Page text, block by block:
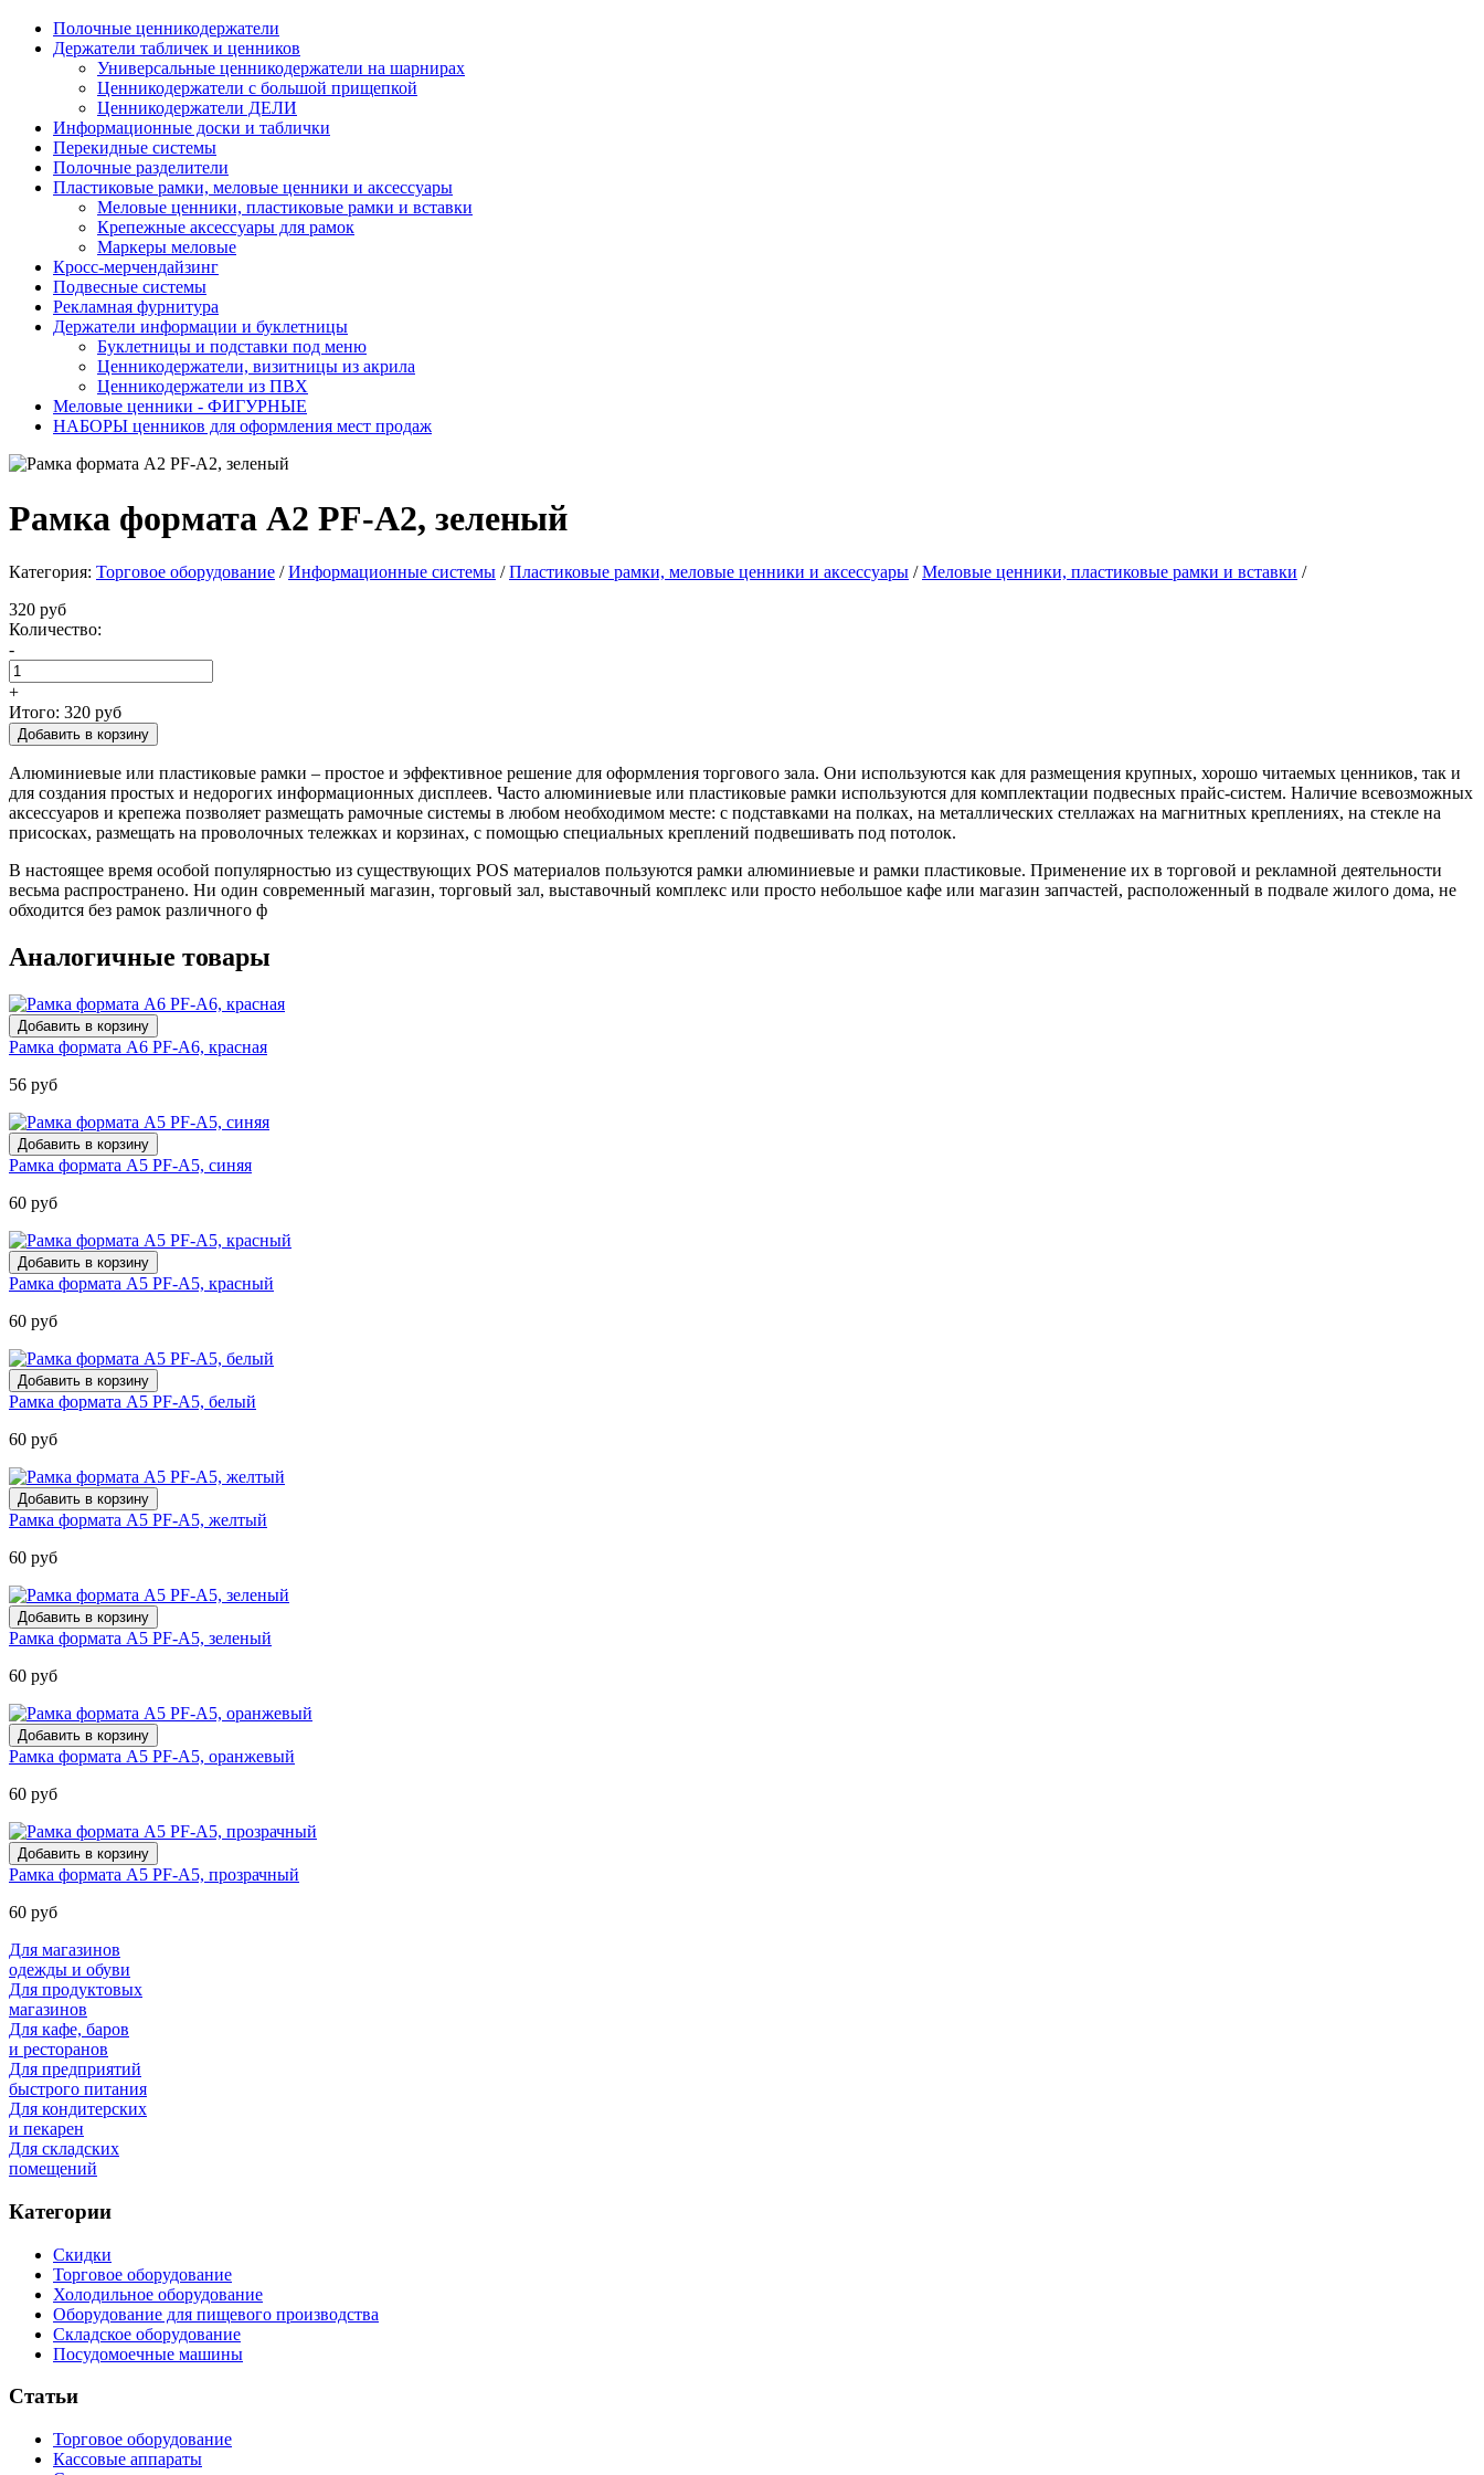
Полочные ценникодержатели
Держатели табличек и ценников
Универсальные ценникодержатели на шарнирах
Ценникодержатели с большой прищепкой
Ценникодержатели ДЕЛИ
Информационные доски и таблички
Перекидные системы
Полочные разделители
Пластиковые рамки, меловые ценники и аксессуары
Меловые ценники, пластиковые рамки и вставки
Крепежные аксессуары для рамок
Маркеры меловые
Кросс-мерчендайзинг
Подвесные системы
Рекламная фурнитура
Держатели информации и буклетницы
Буклетницы и подставки под меню
Ценникодержатели, визитницы из акрила
Ценникодержатели из ПВХ
Меловые ценники - ФИГУРНЫЕ
НАБОРЫ ценников для оформления мест продаж
Рамка формата А2 PF-A2, зеленый
Категория: Торговое оборудование / Информационные системы / Пластиковые рамки, меловые ценники и аксессуары / Меловые ценники, пластиковые рамки и вставки /
320 руб
Количество:
-
+
Итого: 320 руб
Алюминиевые или пластиковые рамки – простое и эффективное решение для оформления торгового зала. Они используются как для размещения крупных, хорошо читаемых ценников, так и
для создания простых и недорогих информационных дисплеев. Часто алюминиевые или пластиковые рамки используются для комплектации подвесных прайс-систем. Наличие всевозможных
аксессуаров и крепежа позволяет размещать рамочные системы в любом необходимом месте: с подставками на полках, на металлических стеллажах на магнитных креплениях, на стекле на
присосках, размещать на проволочных тележках и корзинах, с помощью специальных креплений подвешивать под потолок.
В настоящее время особой популярностью из существующих POS материалов пользуются рамки алюминиевые и рамки пластиковые. Применение их в торговой и рекламной деятельности
весьма распространено. Ни один современный магазин, торговый зал, выставочный комплекс или просто небольшое кафе или магазин запчастей, расположенный в подвале жилого дома, не
обходится без рамок различного ф
Аналогичные товары
Рамка формата А6 PF-А6, красная
56 руб
Рамка формата А5 PF-A5, синяя
60 руб
Рамка формата А5 PF-A5, красный
60 руб
Рамка формата А5 PF-A5, белый
60 руб
Рамка формата А5 PF-A5, желтый
60 руб
Рамка формата А5 PF-A5, зеленый
60 руб
Рамка формата А5 PF-A5, оранжевый
60 руб
Рамка формата А5 PF-A5, прозрачный
60 руб
Для магазинов
одежды и обуви
Для продуктовых
магазинов
Для кафе, баров
и ресторанов
Для предприятий
быстрого питания
Для кондитерских
и пекарен
Для складских
помещений
Категории
Скидки
Торговое оборудование
Холодильное оборудование
Оборудование для пищевого производства
Складское оборудование
Посудомоечные машины
Статьи
Торговое оборудование
Кассовые аппараты